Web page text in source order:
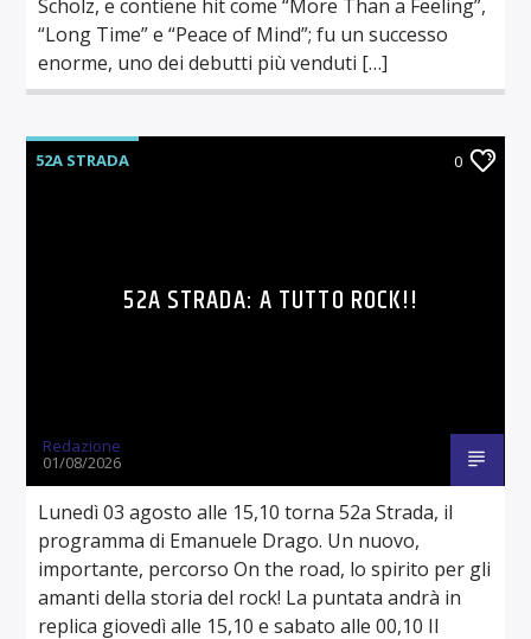
Scholz, e contiene hit come “More Than a Feeling”,
“Long Time” e “Peace of Mind”; fu un successo
enorme, uno dei debutti più venduti […]
52A STRADA 0
52A STRADA: A TUTTO ROCK!!
Redazione
01/08/2026
Lunedì 03 agosto alle 15,10 torna 52a Strada, il
programma di Emanuele Drago. Un nuovo,
importante, percorso On the road, lo spirito per gli
amanti della storia del rock! La puntata andrà in
replica giovedì alle 15,10 e sabato alle 00,10 Il